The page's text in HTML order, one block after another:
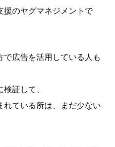
援のヤグマネジメントで
で広告を活用している人も
証して、
れている所は、まだ少ない